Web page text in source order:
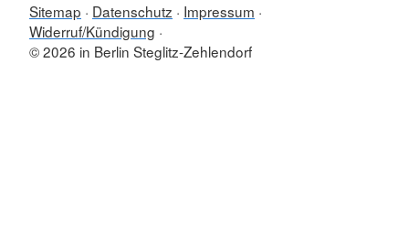
Sitemap Datenschutz
Impressum
Widerruf/Kündigung
© 2026 in Berlin Steglitz-Zehlendorf